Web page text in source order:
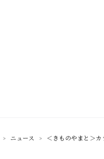
ニュース ＜きものやまと＞